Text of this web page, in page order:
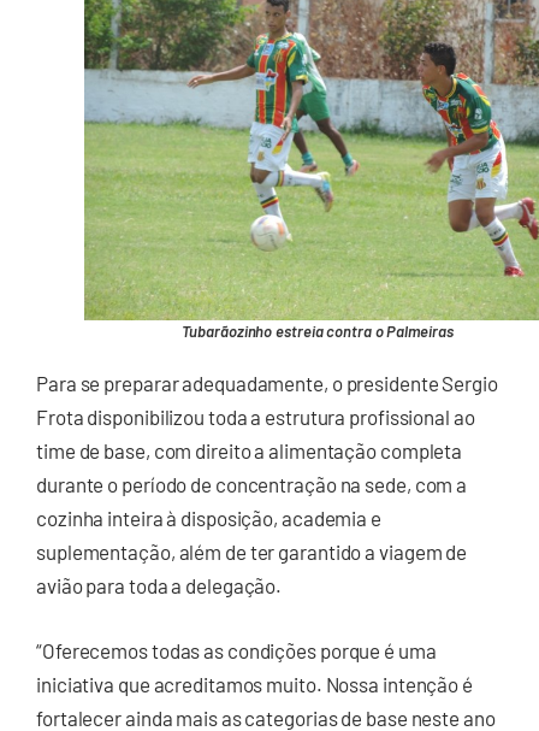
Tubarãozinho estreia contra o Palmeiras
Para se preparar adequadamente, o presidente Sergio
Frota disponibilizou toda a estrutura profissional ao
time de base, com direito a alimentação completa
durante o período de concentração na sede, com a
cozinha inteira à disposição, academia e
suplementação, além de ter garantido a viagem de
avião para toda a delegação.
“Oferecemos todas as condições porque é uma
iniciativa que acreditamos muito. Nossa intenção é
fortalecer ainda mais as categorias de base neste ano